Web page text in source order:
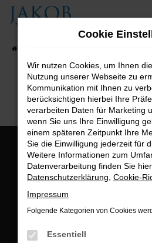
Zum
B2B-
Montag bis
Cookie
Wir nutzen Cookies, um Ihnen
Nutzung unserer Webseite zu
Kommunikation mit Ihnen zu
berücksichtigen hierbei Ihre
verarbeiten Daten für Marketing
wenn Sie uns Ihre Einwilligung
einem späteren Zeitpunkt Ihre
Sie die Einwilligung jederzeit für
Weitere Informationen zum
Datenverarbeitung finden Sie
Datenschutzerklärung Cookie-
Impressum
Folgende Kategorien von Cookies
Essentiell